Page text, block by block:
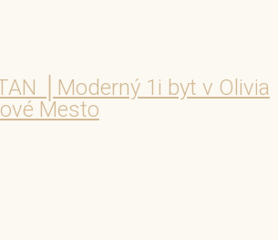
│Moderný 1i byt v Olivia
Mesto